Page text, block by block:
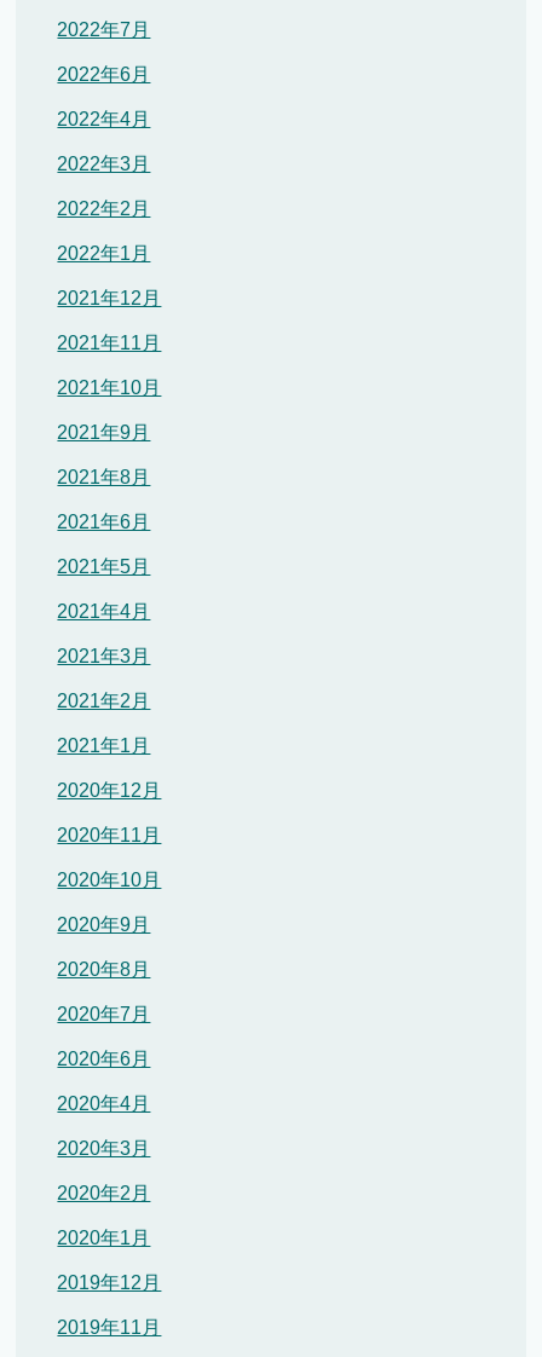
2022年7月
2022年6月
2022年4月
2022年3月
2022年2月
2022年1月
2021年12月
2021年11月
2021年10月
2021年9月
2021年8月
2021年6月
2021年5月
2021年4月
2021年3月
2021年2月
2021年1月
2020年12月
2020年11月
2020年10月
2020年9月
2020年8月
2020年7月
2020年6月
2020年4月
2020年3月
2020年2月
2020年1月
2019年12月
2019年11月